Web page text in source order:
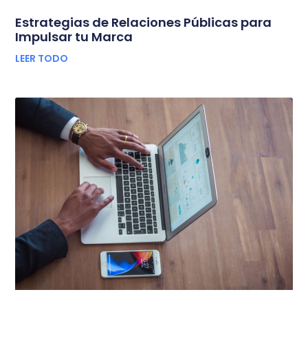
Estrategias de Relaciones Públicas para
Impulsar tu Marca
LEER TODO